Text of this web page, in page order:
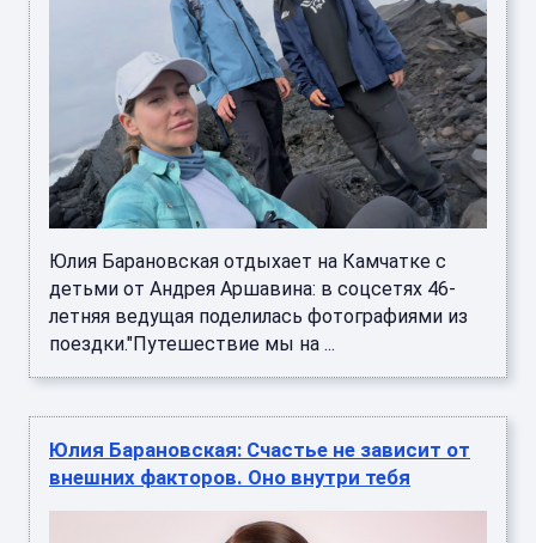
Юлия Барановская отдыхает на Камчатке с
детьми от Андрея Аршавина: в соцсетях 46-
летняя ведущая поделилась фотографиями из
поездки."Путешествие мы на ...
Юлия Барановская: Счастье не зависит от
внешних факторов. Оно внутри тебя